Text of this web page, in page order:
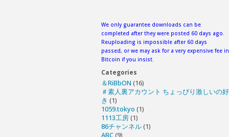
We only guarantee downloads can be
completed after they were posted 60 days ago.
Reuploading is impossible after 60 days
passed, or we may ask for a very expensive fee in
Bitcoin if you insist.
Categories
＆RiBbON (16)
＃素人裏アカウント ちょっぴり激しいの好
き (1)
1059.tokyo (1)
1113工房(1)
86チャンネル(1)
ABC(9)